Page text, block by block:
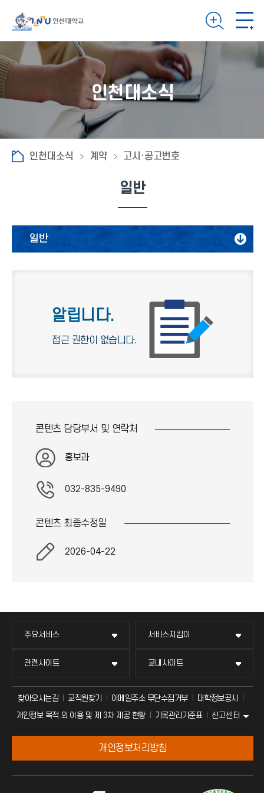
인천대소식
인천대소식 계약 고시·공고번호
일반
일반
지난공고알립니다.
접근 권한이 없습니다.
콘텐츠 담당부서 및 연락처
홍보과
032-835-9490
콘텐츠 최종수정일
2026-04-22
주요서비스 서비스지킴이
관련사이트 교내사이트
찾아오시는길 교직원찾기 이메일주소 무단수집거부
대학정보공시
개인정보 목적 외 이용 및 제 3차 제공 현황
기록관리기준표 신고센터
개인정보처리방침